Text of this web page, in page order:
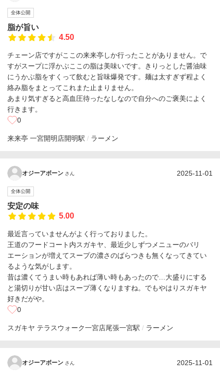
全体公開
脂が旨い
4.50
チェーン店ですがここの来来亭しか行ったことがありません。で
すがスープに浮かぶここの脂は美味いです。きりっとした醤油味
にうかぶ脂をすくって飲むと旨味爆発です。麺は太すぎず程よく
絡み脂をまとってこれまた止まりません。
あまり気すぎると高血圧待ったなしなので自分へのご褒美によく
行きます。
0
来来亭 一宮開明店開明駅 ラーメン
オジーアボーン さん 2025-11-01
全体公開
安定の味
5.00
最近言っていませんがよく行っておりました。
王道のフードコート内スガキヤ、最近少しずつメニューのバリ
エーションが増えてスープの濃さのばらつきも無くなってきてい
るような気がします。
昔は濃くてうまい時もあれば薄い時もあったので…大盛りにする
と湯切りが甘い店はスープ薄くなりますね。でもやはりスガキヤ
好きだがや。
0
スガキヤ テラスウォーク一宮店尾張一宮駅 ラーメン
オジーアボーン さん 2025-11-01